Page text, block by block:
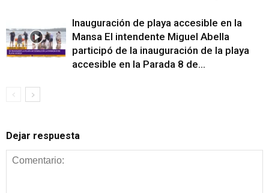
Inauguración de playa accesible en la
Mansa El intendente Miguel Abella
participó de la inauguración de la playa
accesible en la Parada 8 de...
Dejar respuesta